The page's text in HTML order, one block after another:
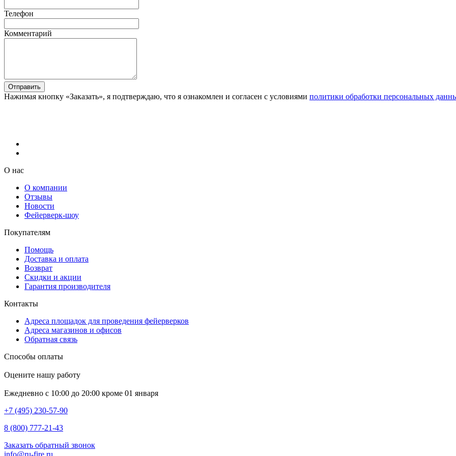
Телефон
Комментарий
Отправить
Нажимая кнопку «Заказать», я подтверждаю, что я ознакомлен и согласен с условиями политики обработки персональных
О нас
О компании
Отзывы
Новости
Фейерверк-шоу
Покупателям
Помощь
Доставка и оплата
Возврат
Скидки и акции
Гарантия производителя
Контакты
Адреса площадок для проведения фейерверков
Адреса магазинов и офисов
Обратная связь
Способы оплаты
Оцените нашу работу
Ежедневно с 10:00 до 20:00 кроме 01 января
+7 (495) 230-57-90
8 (800) 777-21-43
Заказать обратный звонок
info@ru-fire.ru